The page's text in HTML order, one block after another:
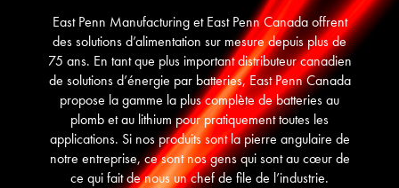
East Penn Manufacturing et East Penn Canada offrent
des solutions d’alimentation sur mesure depuis plus de
75 ans. En tant que plus important distributeur canadien
de solutions d’énergie par batteries, East Penn Canada
propose la gamme la plus complète de batteries au
plomb et au lithium pour pratiquement toutes les
applications. Si nos produits sont la pierre angulaire de
notre entreprise, ce sont nos gens qui sont au cœur de
ce qui fait de nous un chef de file de l’industrie.